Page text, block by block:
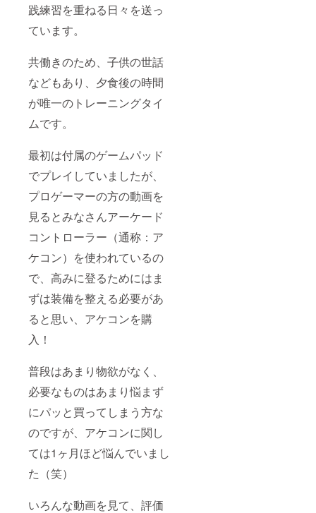
践練習を重ねる日々を送っ
ています。
共働きのため、子供の世話
などもあり、夕食後の時間
が唯一のトレーニングタイ
ムです。
最初は付属のゲームパッド
でプレイしていましたが、
プロゲーマーの方の動画を
見るとみなさんアーケード
コントローラー（通称：ア
ケコン）を使われているの
で、高みに登るためにはま
ずは装備を整える必要があ
ると思い、アケコンを購
入！
普段はあまり物欲がなく、
必要なものはあまり悩まず
にパッと買ってしまう方な
のですが、アケコンに関し
ては1ヶ月ほど悩んでいまし
た（笑）
いろんな動画を見て、評価